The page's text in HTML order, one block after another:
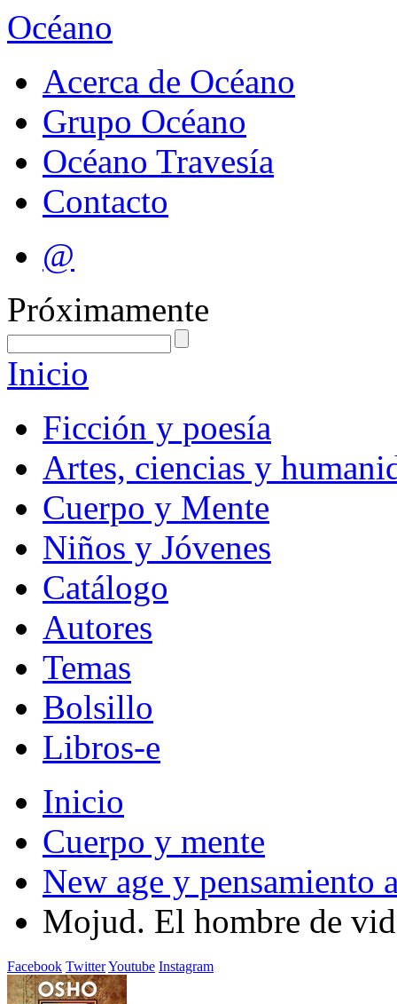
Océano
Acerca de Océano
Grupo Océano
Océano Travesía
Contacto
@
Próximamente
Inicio
Ficción y poesía
Artes, ciencias y
Cuerpo y Mente
Niños y Jóvenes
Catálogo
Autores
Temas
Bolsillo
Libros-e
Inicio
Cuerpo y mente
New age y pensamiento
Mojud. El hombre de
Facebook TwitterYoutube Instagram